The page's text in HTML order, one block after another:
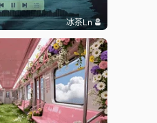
冰茶Ln